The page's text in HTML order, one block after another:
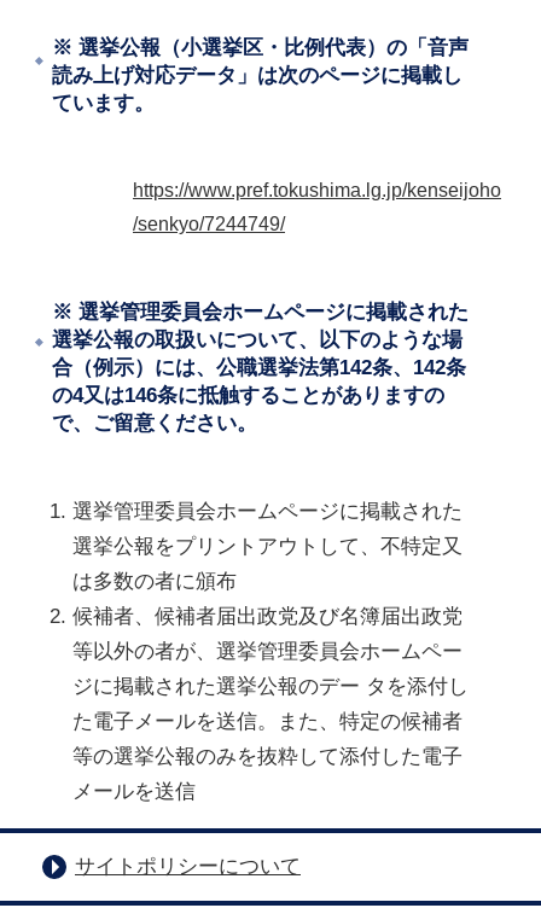
※ 選挙公報（小選挙区・比例代表）の「音声
読み上げ対応データ」は次のページに掲載し
ています。
https://www.pref.tokushima.lg.jp/kenseijoho
/senkyo/7244749/
※ 選挙管理委員会ホームページに掲載された
選挙公報の取扱いについて、以下のような場
合（例示）には、公職選挙法第142条、142条
の4又は146条に抵触することがありますの
で、ご留意ください。
選挙管理委員会ホームページに掲載された
選挙公報をプリントアウトして、不特定又
は多数の者に頒布
候補者、候補者届出政党及び名簿届出政党
等以外の者が、選挙管理委員会ホームペー
ジに掲載された選挙公報のデー タを添付し
た電子メールを送信。また、特定の候補者
等の選挙公報のみを抜粋して添付した電子
メールを送信
サイトポリシーについて